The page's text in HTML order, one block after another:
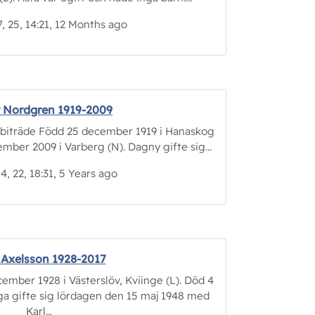
25, 14:21, 12 Months ago
1919-2009
Född 25 december 1919 i Hanaskog
2009 i Varberg (N). Dagny gifte sig...
22, 18:31, 5 Years ago
1928-2017
1928 i Västerslöv, Kviinge (L). Död 4
gifte sig lördagen den 15 maj 1948 med
Karl...